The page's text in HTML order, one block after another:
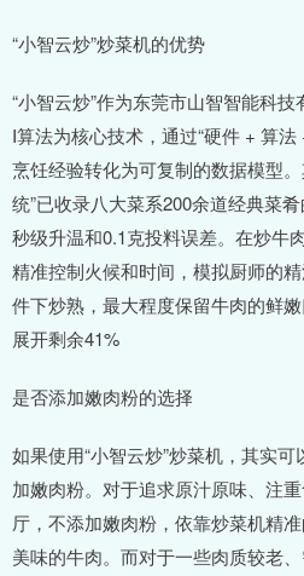
“小智云炒”炒菜机的优势
“小智云炒”作为东莞市山智智能科
I算法为核心技术，通过“硬件 + 算
烹饪经验转化为可复制的数据模型
统”已收录八大菜系200余道经典菜
秒级升温和0.1克投料误差。在炒牛
精准控制火候和时间，模拟厨师的
件下炒熟，最大程度保留牛肉的鲜嫩
展开剩余41%
是否添加嫩肉粉的选择
如果使用“小智云炒”炒菜机，其实
加嫩肉粉。对于追求原汁原味、注
厅，不添加嫩肉粉，依靠炒菜机精
美味的牛肉。而对于一些肉质较老